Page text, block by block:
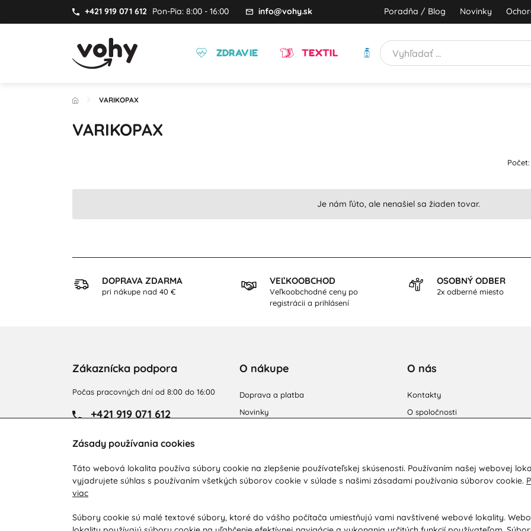
+421 919 071 612 Pon-Pia: 8:00 - 16:00 info@vohy.sk Poradňa / Blog Novinky
ZDRAVIE TEXTIL HYGIENA
VARIKOPAX
VARIKOPAX
Počet:
Je nám ľúto, ale nenašiel sa žiaden tovar.
DOPRAVA ZDARMA
pri nákupe nad 40 €
VEĽKOOBCHOD
Veľkoobchodné ceny po
registrácii a prihlásení
OSOBNÝ ODBER
2x odberné miesto
Zákaznícka podpora
Počas pracovných dní od 8:00 do 16:00
+421 919 071 612
O nákupe
Doprava a platba
Novinky
Reklamačný poriadok / Vrátenie tovaru
Vyhľadávanie podľa ochorenia
O nás
Kontakty
O spoločnosti
Veľkoobchodná spolupráca B2B
Zásady používania cookies
Táto webová lokalita používa súbory cookie na zlepšenie používateľskej skúsenosti. Používaním našej webovej
vyjadrujete súhlas s používaním všetkých súborov cookie v súlade s našimi zásadami používania súborov cookie.
viac
Súbory cookie sú malé textové súbory, ktoré do vášho počítača umiestňujú vami navštívené webové lokality.